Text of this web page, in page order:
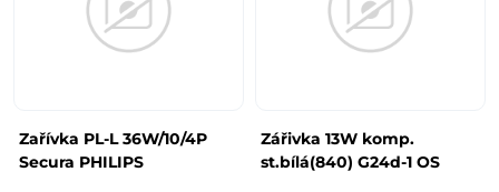
Zařívka PL-L 36W/10/4P
Secura PHILIPS
Zářivka 13W komp.
st.bílá(840) G24d-1 OS